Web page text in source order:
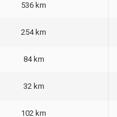
536 km
254 km
84 km
32 km
102 km